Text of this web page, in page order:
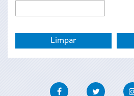
de
FacebookTwitter